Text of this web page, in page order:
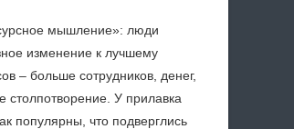
мышление»: люди
изменение к лучшему
– больше сотрудников, денег,
У прилавка
популярны, что подверглись